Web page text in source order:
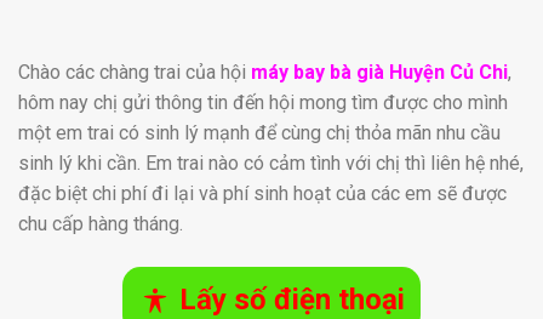
Chào các chàng trai của hội máy bay bà già Huyện Củ Chi,
hôm nay chị gửi thông tin đến hội mong tìm được cho mình
một em trai có sinh lý mạnh để cùng chị thỏa mãn nhu cầu
sinh lý khi cần. Em trai nào có cảm tình với chị thì liên hệ nhé,
đặc biệt chi phí đi lại và phí sinh hoạt của các em sẽ được
chu cấp hàng tháng.
Lấy số điện thoại